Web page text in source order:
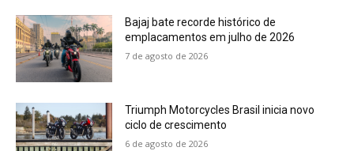
Bajaj bate recorde histórico de
emplacamentos em julho de 2026
7 de agosto de 2026
Triumph Motorcycles Brasil inicia novo
ciclo de crescimento
6 de agosto de 2026